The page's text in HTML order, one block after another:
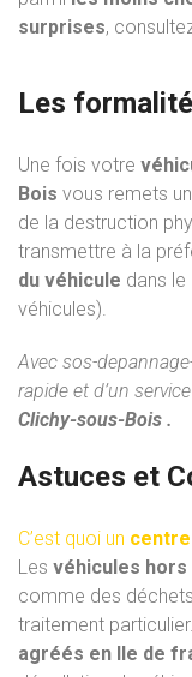
surprises,
Les
Une fois votre
Bois vous remets un
de la destruction
transmettre à la
du véhicule dans le
véhicules).
Avec sos-
rapide et d’un
Clichy-sous-Bois .
Astuces et
C’est quoi un centre
Les véhicules hors
comme des
traitement
agréés en Ile de